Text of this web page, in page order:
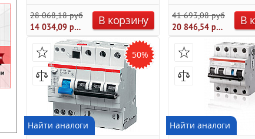
28 068,18 руб.
14 034,09 руб.
В корзину
41 693,08 руб.
20 846,54 руб.
В
50%
Найти аналоги Найти аналоги